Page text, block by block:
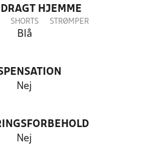
HJEMME
SHORTS
Blå
STRØMPER
Nej
Nej